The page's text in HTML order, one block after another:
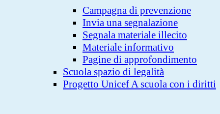
Campagna di prevenzione
Invia una segnalazione
Segnala materiale illecito
Materiale informativo
Pagine di approfondimento
Scuola spazio di legalità
Progetto Unicef A scuola con i diritti